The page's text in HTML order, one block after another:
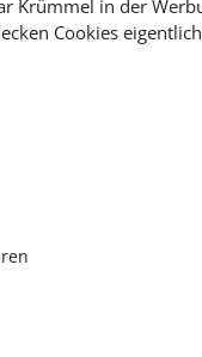
Krümmel in der
Cookies